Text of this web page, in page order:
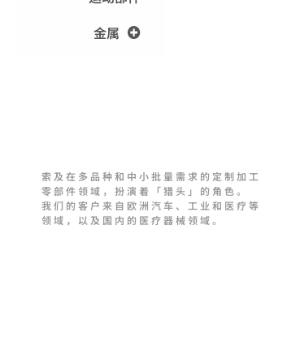
金属
索及在多品种和中小批量需求的定制加工
零部件领域，扮演着「猎头」的角色。
我们的客户来自欧洲汽车、工业和医疗等
领域，以及国内的医疗器械领域。